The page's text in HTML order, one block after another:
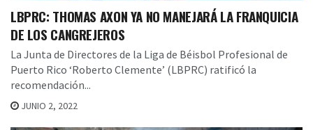
LBPRC: THOMAS AXON YA NO MANEJARÁ LA FRANQUICIA
DE LOS CANGREJEROS
La Junta de Directores de la Liga de Béisbol Profesional de
Puerto Rico ‘Roberto Clemente’ (LBPRC) ratificó la
recomendación...
JUNIO 2, 2022